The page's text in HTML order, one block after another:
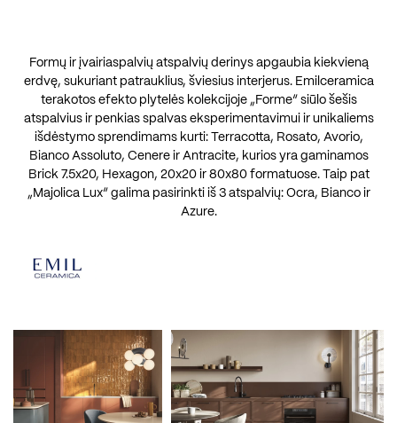
Formų ir įvairiaspalvių atspalvių derinys apgaubia kiekvieną
erdvę, sukuriant patrauklius, šviesius interjerus. Emilceramica
terakotos efekto plytelės kolekcijoje „Forme“ siūlo šešis
atspalvius ir penkias spalvas eksperimentavimui ir unikaliems
išdėstymo sprendimams kurti: Terracotta, Rosato, Avorio,
Bianco Assoluto, Cenere ir Antracite, kurios yra gaminamos
Brick 7.5x20, Hexagon, 20x20 ir 80x80 formatuose. Taip pat
„Majolica Lux“ galima pasirinkti iš 3 atspalvių: Ocra, Bianco ir
Azure.